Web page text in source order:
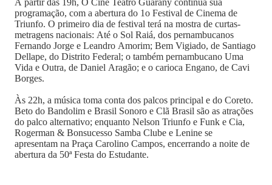
A partir das 19h, O Cine Teatro Guarany continua sua
programação, com a abertura do 1o Festival de Cinema de
Triunfo. O primeiro dia de festival terá na mostra de curtas-
metragens nacionais: Até o Sol Raiá, dos pernambucanos
Fernando Jorge e Leandro Amorim; Bem Vigiado, de Santiago
Dellape, do Distrito Federal; o também pernambucano Uma
Vida e Outra, de Daniel Aragão; e o carioca Engano, de Cavi
Borges.
Às 22h, a música toma conta dos palcos principal e do Coreto.
Beto do Bandolim e Brasil Sonoro e Clã Brasil são as atrações
do palco alternativo; enquanto Nelson Triunfo e Funk e Cia,
Rogerman & Bonsucesso Samba Clube e Lenine se
apresentam na Praça Carolino Campos, encerrando a noite de
abertura da 50ª Festa do Estudante.